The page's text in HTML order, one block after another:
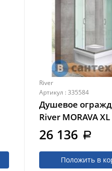
River
Артикул : 335584
Душевое
River MORAVA
MT с поддоном
26 136 a
Положить в